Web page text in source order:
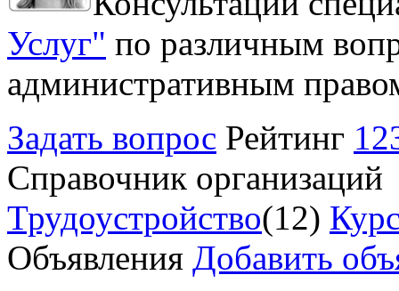
Услуг" по различным
административным
Задать вопрос Рейтинг
Справочник организаций
Трудоустройство(12)
Объявления Добавить